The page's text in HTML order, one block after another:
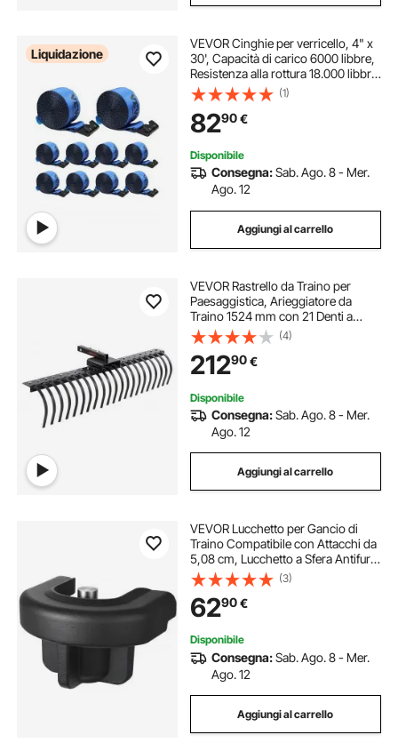
Liquidazione
VEVOR Cinghie per verricello, 4" x
30', Capacità di carico 6000 libbre,
Resistenza alla rottura 18.000 libbre,
Cinghie per camion con gancio
piatto, blu (confezione da 10)
(1)
8290€
Disponibile
Consegna:Sab. Ago. 8 - Mer.
Ago. 12
Aggiungi al carrello
VEVOR Rastrello da Traino per
Paesaggistica, Arieggiatore da
Traino 1524 mm con 21 Denti a
Spirale in Acciaio, Rastrello
Arieggiatore Traino, Rastrello
Sarchiatore per Prato Foglie Aghi
Pino Erba
(4)
21290€
Disponibile
Consegna:Sab. Ago. 8 - Mer.
Ago. 12
Aggiungi al carrello
VEVOR Lucchetto per Gancio di
Traino Compatibile con Attacchi da
5,08 cm, Lucchetto a Sfera Antifurto
per Rimorchio per Impieghi Gravosi
con 3 Chiavi, Resistente allo Scasso
e agli Urti
(3)
6290€
Disponibile
Consegna:Sab. Ago. 8 - Mer.
Ago. 12
Aggiungi al carrello